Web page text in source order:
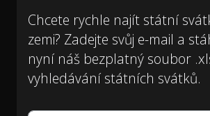
Chcete rychle najít státní
zemi? Zadejte svůj e-mail a
nyní náš bezplatný soubor
vyhledávání státních svátků.